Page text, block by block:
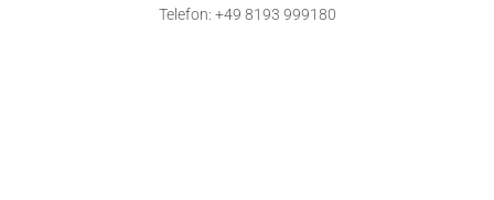
Telefon: +49 8193 999180